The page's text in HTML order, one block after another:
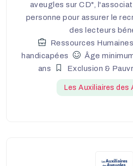
aveugles sur CD",
personne pour assurer le
des lecteurs
Ressources Humaines
handicapées
Âge
ans
Exclusion &
Les Auxiliaires des